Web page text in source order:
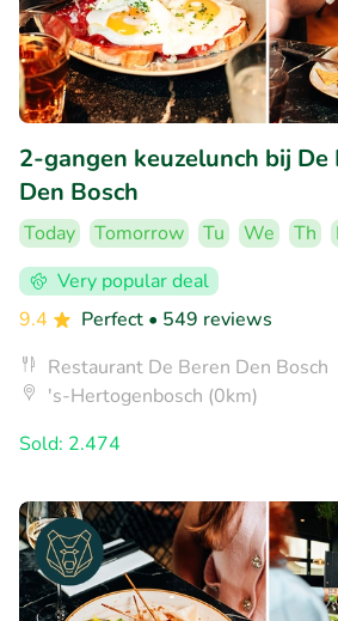
2-gangen keuzelunch bij
Den Bosch
Today Tomorrow Tu We Th
Very popular deal
9.4
Perfect • 549 reviews
Restaurant De Beren Den Bosch
's-Hertogenbosch (0km)
Sold: 2.474